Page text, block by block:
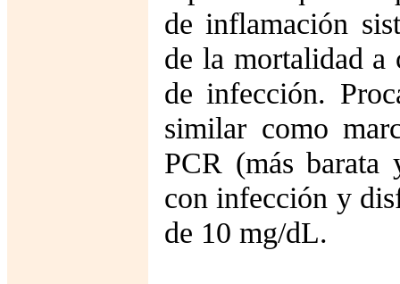
de inflamación
de la mortalidad a
de infección.
similar como
PCR (más barata
con infección y
de 10 mg/dL.